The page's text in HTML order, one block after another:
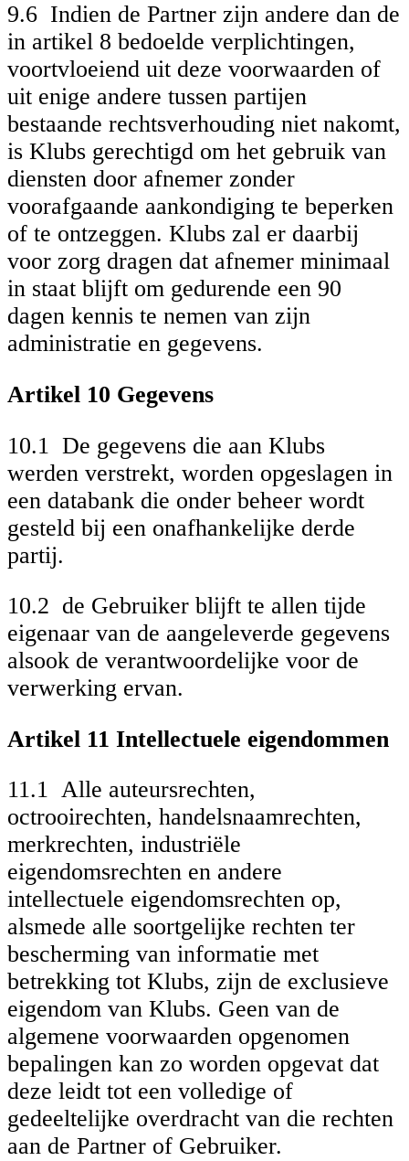
9.6 Indien de Partner zijn andere dan de
in artikel 8 bedoelde verplichtingen,
voortvloeiend uit deze voorwaarden of
uit enige andere tussen partijen
bestaande rechtsverhouding niet nakomt,
is Klubs gerechtigd om het gebruik van
diensten door afnemer zonder
voorafgaande aankondiging te beperken
of te ontzeggen. Klubs zal er daarbij
voor zorg dragen dat afnemer minimaal
in staat blijft om gedurende een 90
dagen kennis te nemen van zijn
administratie en gegevens.
Artikel 10 Gegevens
10.1 De gegevens die aan Klubs
werden verstrekt, worden opgeslagen in
een databank die onder beheer wordt
gesteld bij een onafhankelijke derde
partij.
10.2 de Gebruiker blijft te allen tijde
eigenaar van de aangeleverde gegevens
alsook de verantwoordelijke voor de
verwerking ervan.
Artikel 11 Intellectuele eigendommen
11.1 Alle auteursrechten,
octrooirechten, handelsnaamrechten,
merkrechten, industriële
eigendomsrechten en andere
intellectuele eigendomsrechten op,
alsmede alle soortgelijke rechten ter
bescherming van informatie met
betrekking tot Klubs, zijn de exclusieve
eigendom van Klubs. Geen van de
algemene voorwaarden opgenomen
bepalingen kan zo worden opgevat dat
deze leidt tot een volledige of
gedeeltelijke overdracht van die rechten
aan de Partner of Gebruiker.